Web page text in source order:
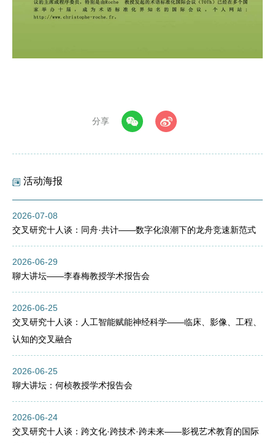
分享
活动海报
2026-07-08
交叉研究十人谈：同舟·共计——数字化浪潮下的龙舟竞速新范式
2026-06-29
聊大讲坛——李春梅教授学术报告会
2026-06-25
交叉研究十人谈：人工智能赋能神经科学——临床、影像、工程、
认知的交叉融合
2026-06-25
聊大讲坛：何桢教授学术报告会
2026-06-24
交叉研究十人谈：跨文化·跨技术·跨未来——影视艺术教育的国际